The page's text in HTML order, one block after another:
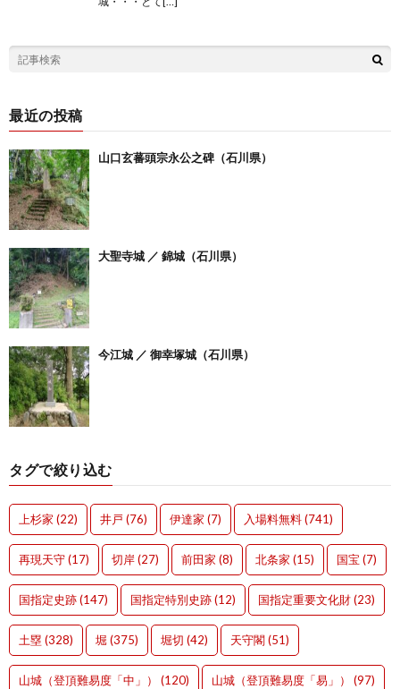
最近の投稿
山口玄蕃頭宗永公之碑（石川県）
大聖寺城 ／ 錦城（石川県）
今江城 ／ 御幸塚城（石川県）
タグで絞り込む
上杉家 (22) 井戸 (76) 伊達家 (7) 入場料無料(741)
再現天守(17) 切岸(27) 前田家 (8) 北条家 (15) 国宝 (7)
国指定史跡(147) 国指定特別史跡(12) 国指定重要文化財(23)
土塁 (328) 堀 (375) 堀切 (42) 天守閣(51)
山城（登頂難易度「中」） (120) 山城（登頂難易度「易」） (97)